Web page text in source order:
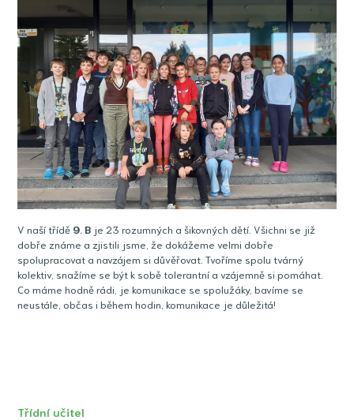
V naší třídě 9 . B je 23 rozumných a šikovných dětí. Všichni se již
dobře známe a zjistili jsme, že dokážeme velmi dobře
spolupracovat a navzájem si důvěřovat. Tvoříme spolu tvárný
kolektiv, snažíme se být k sobě tolerantní a vzájemně si pomáhat.
Co máme hodně rádi, je komunikace se spolužáky, bavíme se
neustále, občas i během hodin, komunikace je důležitá!
Třídní učitel